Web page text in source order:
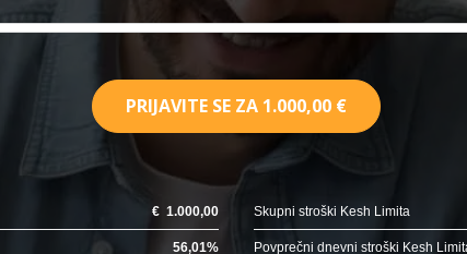
PRIJAVITE SE ZA 1.000,00 €
€ 1.000,00 Skupni stroški Kesh Limita
56,01% Povprečni dnevni stroški Kesh